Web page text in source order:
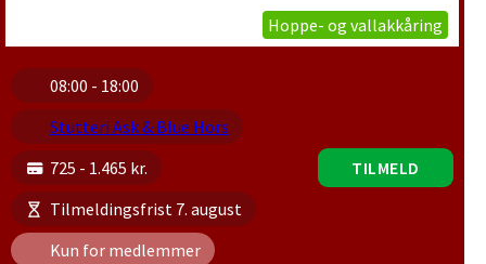
Hoppe- og vallakkåring
08:00 - 18:00
Stutteri Ask & Blue Hors
725 - 1.465 kr.
Tilmeldingsfrist 7. august
Kun for medlemmer
TILMELD